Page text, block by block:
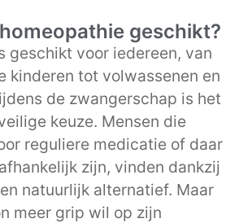
geschikt?
geschikt voor iedereen, van
kinderen tot volwassenen en
de zwangerschap is het
keuze. Mensen die
reguliere medicatie of daar
zijn, vinden dankzij
natuurlijk alternatief. Maar
meer grip wil op zijn